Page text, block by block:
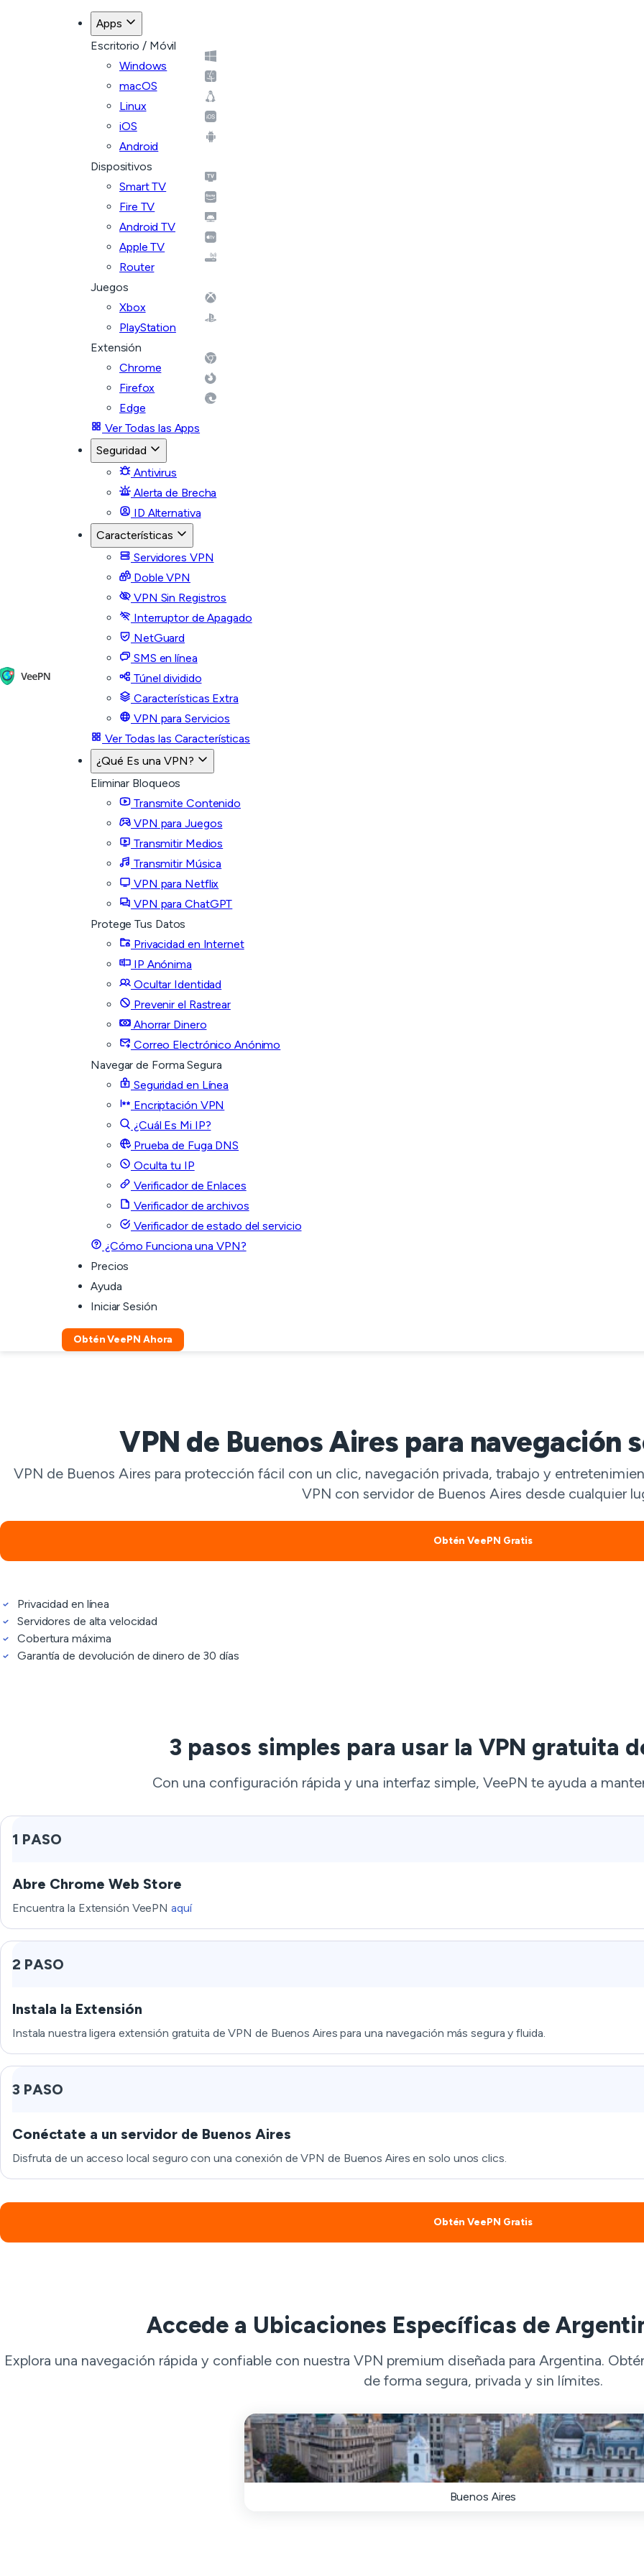
Apps
Escritorio / Móvil
Windows
macOS
Linux
iOS
Android
Dispositivos
Smart TV
Fire TV
Android TV
Apple TV
Router
Juegos
Xbox
PlayStation
Extensión
Chrome
Firefox
Edge
Ver Todas las Apps
Seguridad
Antivirus
Alerta de Brecha
ID Alternativa
Características
Servidores VPN
Doble VPN
VPN Sin Registros
Interruptor de Apagado
NetGuard
SMS en línea
Túnel dividido
Características Extra
VPN para Servicios
Ver Todas las Características
¿Qué Es una VPN?
Eliminar Bloqueos
Transmite Contenido
VPN para Juegos
Transmitir Medios
Transmitir Música
VPN para Netflix
VPN para ChatGPT
Protege Tus Datos
Privacidad en Internet
IP Anónima
Ocultar Identidad
Prevenir el Rastrear
Ahorrar Dinero
Correo Electrónico Anónimo
Navegar de Forma Segura
Seguridad en Línea
Encriptación VPN
¿Cuál Es Mi IP?
Prueba de Fuga DNS
Oculta tu IP
Verificador de Enlaces
Verificador de archivos
Verificador de estado del servicio
¿Cómo Funciona una VPN?
Precios
Ayuda
Iniciar Sesión
Obtén VeePN Ahora
VPN de Buenos Aires para navegación
VPN de Buenos Aires para protección fácil con un clic, navegación privada, trabajo y
VPN con servidor de Buenos Aires desde cualquier
Obtén VeePN Gratis
Privacidad en línea
Servidores de alta velocidad
Cobertura máxima
Garantía de devolución de dinero de 30 días
3 pasos simples para usar la VPN gratuita
Con una configuración rápida y una interfaz simple, VeePN te ayuda a
1 PASO
Abre Chrome Web Store
Encuentra la Extensión VeePNaquí
2 PASO
Instala la Extensión
Instala nuestra ligera extensión gratuita de VPN de Buenos Aires para una navegación más segura y fluida.
3 PASO
Conéctate a un servidor de Buenos Aires
Disfruta de un acceso local seguro con una conexión de VPN de Buenos Aires en solo unos clics.
Obtén VeePN Gratis
Accede a Ubicaciones Específicas de
Explora una navegación rápida y confiable con nuestra VPN premium diseñada para Argentina.
de forma segura, privada y sin límites.
Buenos Aires